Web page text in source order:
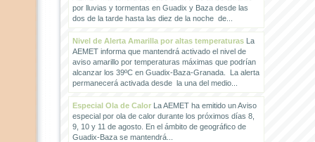
por lluvias y tormentas en Guadix y Baza desde las
dos de la tarde hasta las diez de la noche de...
Nivel de Alerta Amarilla por altas temperaturasLa
AEMET informa que mantendrá activado el nivel de
aviso amarillo por temperaturas máximas que podrían
alcanzar los 39ºC en Guadix-Baza-Granada. La alerta
permanecerá activada desde la una del medio...
Especial Ola de CalorLa AEMET ha emitido un Aviso
especial por ola de calor durante los próximos días 8,
9, 10 y 11 de agosto. En el ámbito de geográfico de
Guadix-Baza se mantendrá...